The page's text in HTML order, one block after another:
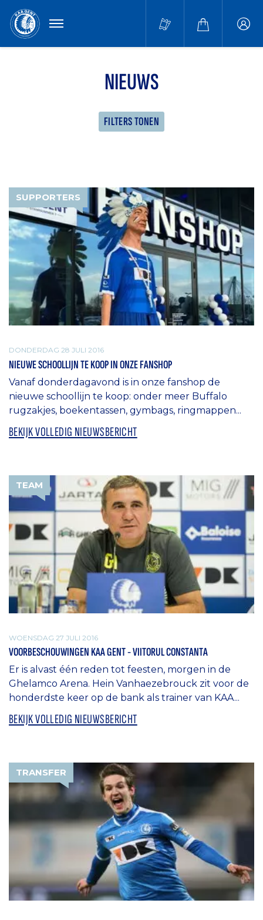
MENU
NIEUWS
FILTERS TONEN
SUPPORTERS
DONDERDAG 28 JULI 2016
NIEUWE SCHOOLLIJN TE KOOP IN ONZE FANSHOP
Vanaf donderdagavond is in onze fanshop de
nieuwe schoollijn te koop: onder meer Buffalo
rugzakjes, boekentassen, gymbags, ringmappen...
BEKIJK VOLLEDIG NIEUWSBERICHT
TEAM
WOENSDAG 27 JULI 2016
VOORBESCHOUWINGEN KAA GENT - VIITORUL CONSTANTA
Er is alvast één reden tot feesten, morgen in de
Ghelamco Arena. Hein Vanhaezebrouck zit voor de
honderdste keer op de bank als trainer van KAA...
BEKIJK VOLLEDIG NIEUWSBERICHT
TRANSFER